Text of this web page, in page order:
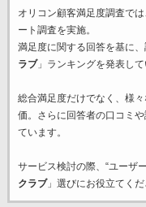
オリコン顧客満足度調査で
ート調査を実施。
満足度に関する回答を基に
ラブ」ランキングを発表して
総合満足度だけでなく、様々
価。さらに回答者の口コミ
ています。
サービス検討の際、“ユーザ
クラブ」選びにお役立てくだ